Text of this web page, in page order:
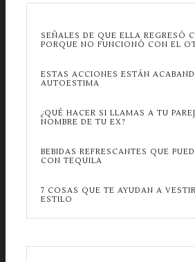
SEÑALES DE QUE ELLA REGRESÓ
PORQUE NO FUNCIONÓ CON EL
ESTAS ACCIONES ESTÁN
AUTOESTIMA
¿QUÉ HACER SI LLAMAS A TU
NOMBRE DE TU EX?
BEBIDAS REFRESCANTES QUE
CON TEQUILA
7 COSAS QUE TE AYUDAN A
ESTILO